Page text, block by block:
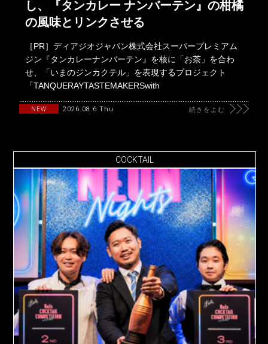
し、『タンカレー ナンバーテン』の柑橘
の風味とリンクさせる
［PR］ディアジオジャパン株式会社スーパープレミアム
ジン『タンカレーナンバーテン』を核に「お茶」を合わ
せ、「いまのジンカクテル」を表現するプロジェクト
「TANQUERAYTASTEMAKERSwith
NEW 2026.08.6 Thu 続きをよむ
COCKTAIL